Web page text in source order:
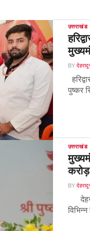
उत्तराखंड
BY
पुष्कर
उत्तराखंड
करोड़
BY